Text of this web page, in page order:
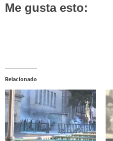
Me gusta esto:
Relacionado